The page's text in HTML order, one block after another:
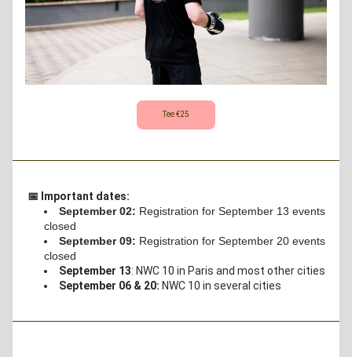
Tee €25
📅 Important dates:
September 02: Registration for September 13 events
closed
September 09: Registration for September 20 events
closed
September 13: NWC 10 in Paris and most other cities
September 06 & 20: NWC 10 in several cities